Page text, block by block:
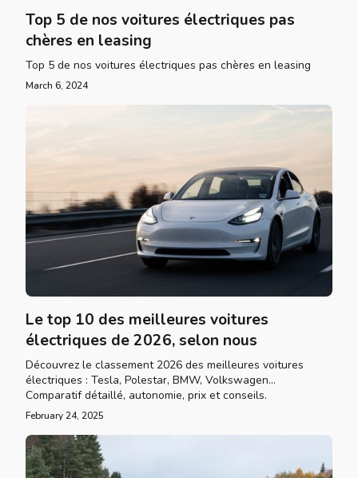
Top 5 de nos voitures électriques pas
chères en leasing
Top 5 de nos voitures électriques pas chères en leasing
March 6, 2024
Le top 10 des meilleures voitures
électriques de 2026, selon nous
Découvrez le classement 2026 des meilleures voitures
électriques : Tesla, Polestar, BMW, Volkswagen...
Comparatif détaillé, autonomie, prix et conseils.
February 24, 2025